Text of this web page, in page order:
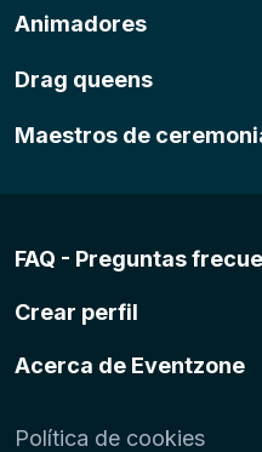
Animadores
Drag queens
Maestros de
FAQ - Preguntas
Crear perfil
Acerca de Eventzone
Política de cookies